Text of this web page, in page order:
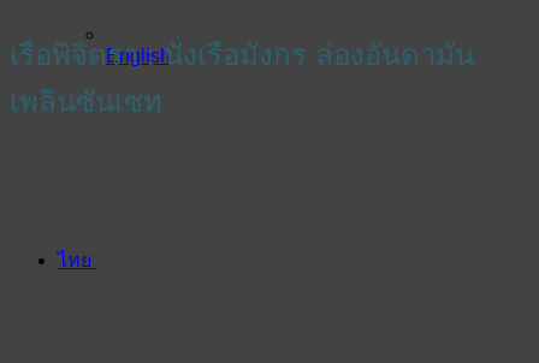
English
ไทย
เรือพิจิตรา : นั่งเรือมังกร ล่องอันดามัน
เพลินซันเซท